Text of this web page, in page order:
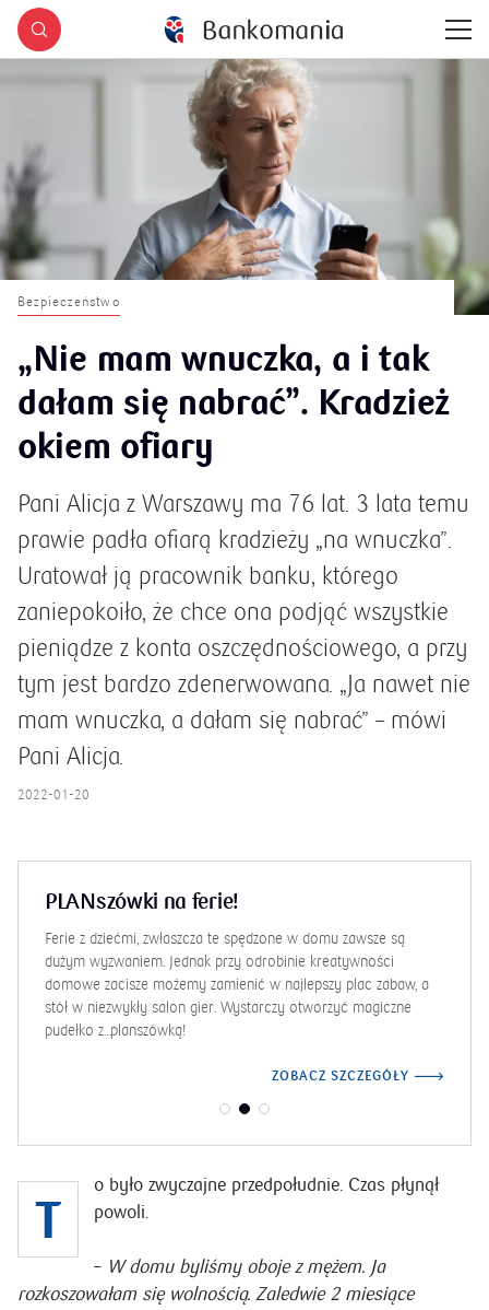
Bezpieczeństwo
„Nie mam wnuczka, a i tak
dałam się nabrać”. Kradzież
okiem ofiary
Pani Alicja z Warszawy ma 76 lat. 3 lata temu
prawie padła ofiarą kradzieży „na wnuczka”.
Uratował ją pracownik banku, którego
zaniepokoiło, że chce ona podjąć wszystkie
pieniądze z konta oszczędnościowego, a przy
tym jest bardzo zdenerwowana. „Ja nawet nie
mam wnuczka, a dałam się nabrać” – mówi
Pani Alicja.
2022-01-20
T
o było zwyczajne przedpołudnie. Czas płynął
powoli.
– W domu byliśmy oboje z mężem. Ja
rozkoszowałam się wolnością. Zaledwie 2 miesiące
PLANszówki na ferie!
Ferie z dziećmi, zwłaszcza te spędzone w domu zawsze są
dużym wyzwaniem. Jednak przy odrobinie kreatywności
domowe zacisze możemy zamienić w najlepszy plac zabaw, a
stół w niezwykły salon gier. Wystarczy otworzyć magiczne
pudełko z…planszówką!
ZOBACZ SZCZEGÓŁY